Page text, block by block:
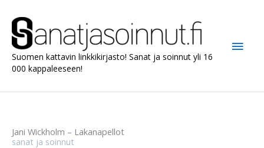
sisältöön
Suomen kattavin linkkikirjasto! Sanat ja soinnut yli 16
000 kappaleeseen!
Jani Wickholm – Lakanapellot
sanat ja soinnut